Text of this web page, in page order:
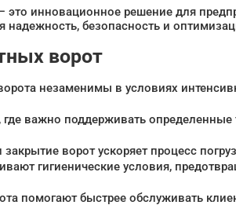
инновационное решение для
надежность, безопасность и
ворот
незаменимы в условиях
где важно поддерживать
ворот ускоряет процесс
гигиенические условия,
помогают быстрее обслуживать